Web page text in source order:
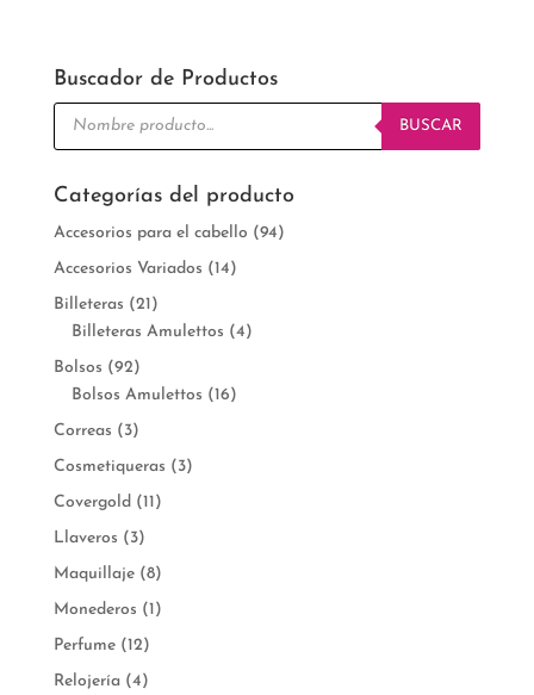
Buscador de Productos
Búsqueda
BUSCAR
Categorías del producto
Accesorios para el cabello (94)
Accesorios Variados (14)
Billeteras (21)
Billeteras Amulettos (4)
Bolsos (92)
Bolsos Amulettos (16)
Correas (3)
Cosmetiqueras (3)
Covergold (11)
Llaveros (3)
Maquillaje (8)
Monederos (1)
Perfume (12)
Relojería (4)